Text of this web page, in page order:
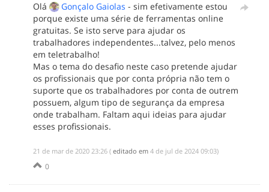
Olá
Gonçalo Gaiolas - sim efetivamente estou
porque existe uma série de ferramentas online
gratuitas. Se isto serve para ajudar os
trabalhadores independentes...talvez, pelo menos
em teletrabalho!
Mas o tema do desafio neste caso pretende ajudar
os profissionais que por conta própria não tem o
suporte que os trabalhadores por conta de outrem
possuem, algum tipo de segurança da empresa
onde trabalham. Faltam aqui ideias para ajudar
esses profissionais.
‎21 de mar de 2020 23:26 ( editado em ‎4 de jul de 2024 09:03)
0